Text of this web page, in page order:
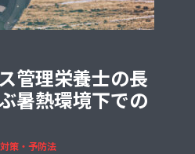
管理栄養士の長
暑熱環境下での
策・予防法